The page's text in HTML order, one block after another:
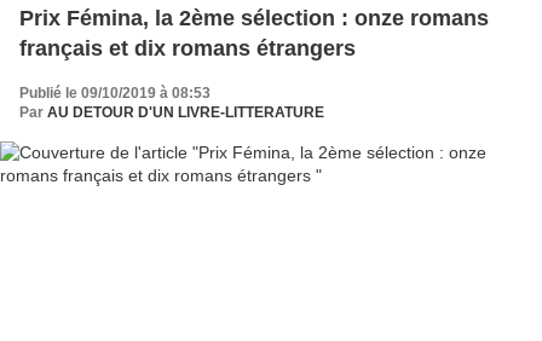
Prix Fémina, la 2ème sélection : onze romans
français et dix romans étrangers
Publié le 09/10/2019 à 08:53
Par AU DETOUR D'UN LIVRE-LITTERATURE